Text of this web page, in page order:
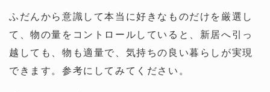
ふだんから意識して本当に好きなものだけを厳選し
て、物の量をコントロールしていると、新居へ引っ
越しても、物も適量で、気持ちの良い暮らしが実現
できます。参考にしてみてください。